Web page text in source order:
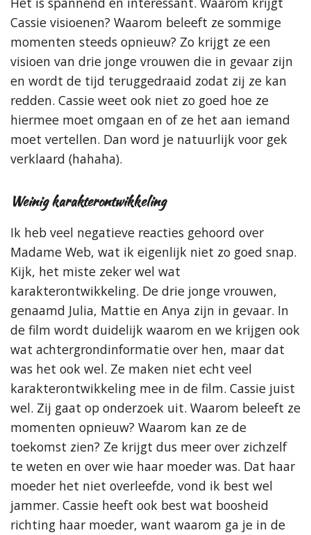
Cassie visioenen? Waarom beleeft ze sommige
momenten steeds opnieuw? Zo krijgt ze een
visioen van drie jonge vrouwen die in gevaar zijn
en wordt de tijd teruggedraaid zodat zij ze kan
redden. Cassie weet ook niet zo goed hoe ze
hiermee moet omgaan en of ze het aan iemand
moet vertellen. Dan word je natuurlijk voor gek
verklaard (hahaha).
Weinig karakterontwikkeling
Ik heb veel negatieve reacties gehoord over
Madame Web, wat ik eigenlijk niet zo goed snap.
Kijk, het miste zeker wel wat
karakterontwikkeling. De drie jonge vrouwen,
genaamd Julia, Mattie en Anya zijn in gevaar. In
de film wordt duidelijk waarom en we krijgen ook
wat achtergrondinformatie over hen, maar dat
was het ook wel. Ze maken niet echt veel
karakterontwikkeling mee in de film. Cassie juist
wel. Zij gaat op onderzoek uit. Waarom beleeft ze
momenten opnieuw? Waarom kan ze de
toekomst zien? Ze krijgt dus meer over zichzelf
te weten en over wie haar moeder was. Dat haar
moeder het niet overleefde, vond ik best wel
jammer. Cassie heeft ook best wat boosheid
richting haar moeder, want waarom ga je in de